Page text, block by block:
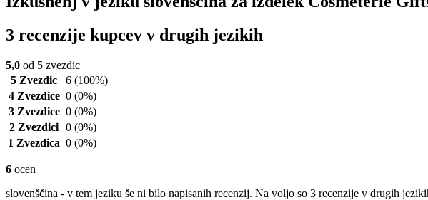
3 recenzije kupcev v drugih jezikih
5,0 od 5 zvezdic
5 Zvezdic
6 (100%)
4 Zvezdice 0 (0%)
3 Zvezdice 0 (0%)
2 Zvezdici 0 (0%)
1 Zvezdica 0 (0%)
6 ocen
slovenščina - v tem jeziku še ni bilo napisanih recenzij. Na voljo so 3 recenzije v drugih